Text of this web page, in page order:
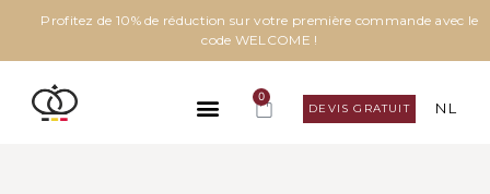
Profitez de 10% de réduction sur votre première commande avec le
code WELCOME !
0
DEVIS GRATUIT NL